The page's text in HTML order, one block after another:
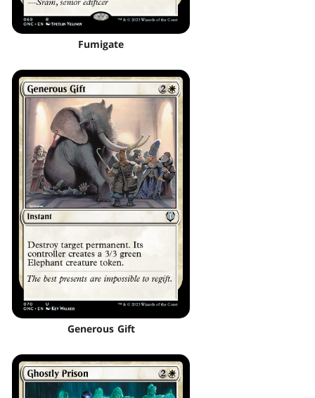
Fumigate
Generous Gift